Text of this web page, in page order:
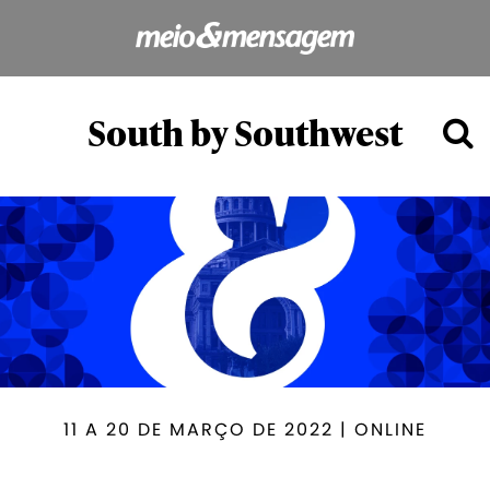
South by Southwest
11 A 20 DE MARÇO DE 2022 | ONLINE